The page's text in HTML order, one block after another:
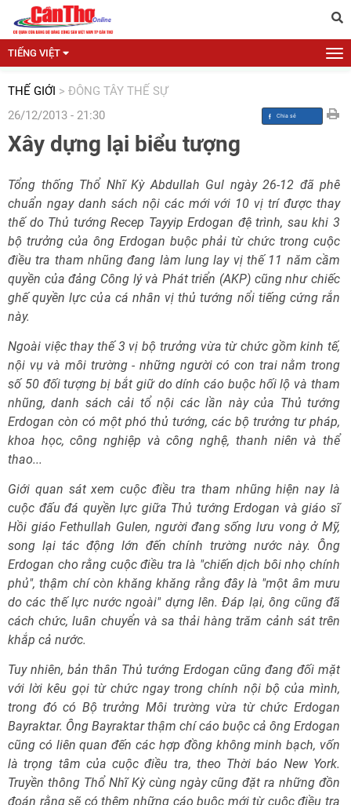
TIẾNG VIỆT
THẾ GIỚI > ĐÔNG TÂY THẾ SỰ
26/12/2013 - 21:30
Xây dựng lại biểu tượng
Tổng thống Thổ Nhĩ Kỳ Abdullah Gul ngày 26-12 đã phê
chuẩn ngay danh sách nội các mới với 10 vị trí được thay
thế do Thủ tướng Recep Tayyip Erdogan đệ trình, sau khi 3
bộ trưởng của ông Erdogan buộc phải từ chức trong cuộc
điều tra tham nhũng đang làm lung lay vị thế 11 năm cầm
quyền của đảng Công lý và Phát triển (AKP) cũng như chiếc
ghế quyền lực của cá nhân vị thủ tướng nổi tiếng cứng rắn
này.
Ngoài việc thay thế 3 vị bộ trưởng vừa từ chức gồm kinh tế,
nội vụ và môi trường - những người có con trai nằm trong
số 50 đối tượng bị bắt giữ do dính cáo buộc hối lộ và tham
nhũng, danh sách cải tổ nội các lần này của Thủ tướng
Erdogan còn có một phó thủ tướng, các bộ trưởng tư pháp,
khoa học, công nghiệp và công nghệ, thanh niên và thể
thao...
Giới quan sát xem cuộc điều tra tham nhũng hiện nay là
cuộc đấu đá quyền lực giữa Thủ tướng Erdogan và giáo sĩ
Hồi giáo Fethullah Gulen, người đang sống lưu vong ở Mỹ,
song lại tác động lớn đến chính trường nước này. Ông
Erdogan cho rằng cuộc điều tra là "chiến dịch bôi nhọ chính
phủ", thậm chí còn khăng khăng rằng đây là "một âm mưu
do các thế lực nước ngoài" dựng lên. Đáp lại, ông cũng đã
cách chức, luân chuyển và sa thải hàng trăm cảnh sát trên
khắp cả nước.
Tuy nhiên, bản thân Thủ tướng Erdogan cũng đang đối mặt
với lời kêu gọi từ chức ngay trong chính nội bộ của mình,
trong đó có Bộ trưởng Môi trường vừa từ chức Erdogan
Bayraktar. Ông Bayraktar thậm chí cáo buộc cả ông Erdogan
cũng có liên quan đến các hợp đồng không minh bạch, vốn
là trọng tâm của cuộc điều tra, theo Thời báo New York.
Truyền thông Thổ Nhĩ Kỳ cùng ngày cũng đặt ra những đồn
đoán rằng sẽ có thêm những cáo buộc mới từ cuộc điều tra